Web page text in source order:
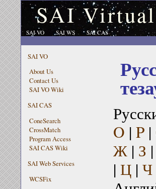
SAI
SAI VO SAI WS SAI CAS
SAI VO
About Us
Contact Us
SAI VO Wiki
SAI CAS
ConeSearch
CrossMatch
Program Access
SAI CAS Wiki
SAI Web Services
WCSFix
O | P|
Ж| З |
| Ц| Ч